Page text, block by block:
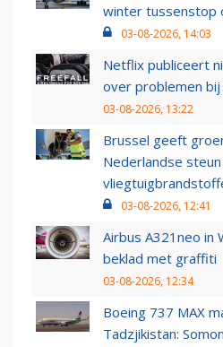
winter tussenstop
03-08-2026, 14:03
Netflix publiceert
over problemen bij
03-08-2026, 13:22
Brussel geeft
Nederlandse
03-08-2026, 12:41
Airbus A321neo in
beklad met graffiti
03-08-2026, 12:34
Boeing 737 MAX
Tadzjikistan: